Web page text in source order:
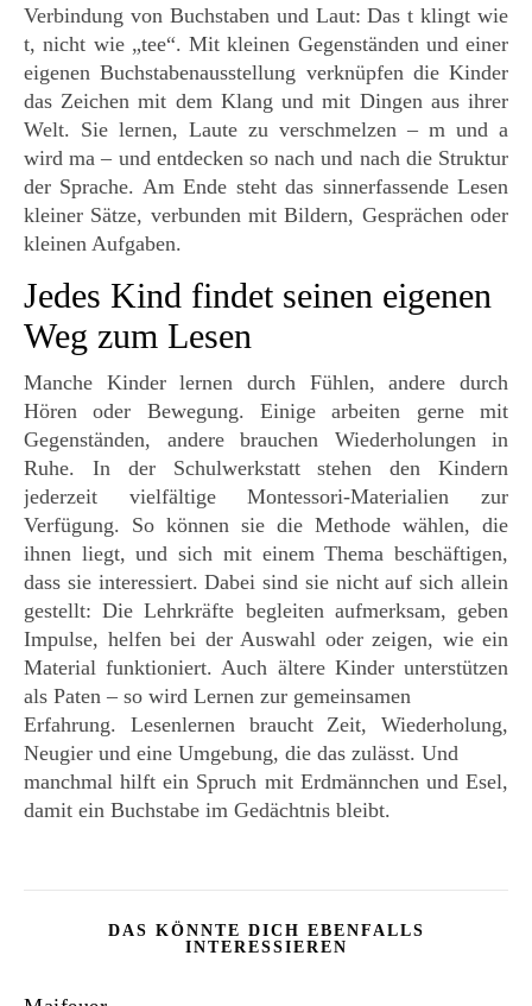
Verbindung von Buchstaben und Laut: Das t klingt wie
t, nicht wie „tee“. Mit kleinen Gegenständen und einer
eigenen Buchstabenausstellung verknüpfen die Kinder
das Zeichen mit dem Klang und mit Dingen aus ihrer
Welt. Sie lernen, Laute zu verschmelzen – m und a
wird ma – und entdecken so nach und nach die Struktur
der Sprache. Am Ende steht das sinnerfassende Lesen
kleiner Sätze, verbunden mit Bildern, Gesprächen oder
kleinen Aufgaben.
Jedes Kind findet seinen eigenen
Weg zum Lesen
Manche Kinder lernen durch Fühlen, andere durch
Hören oder Bewegung. Einige arbeiten gerne mit
Gegenständen, andere brauchen Wiederholungen in
Ruhe. In der Schulwerkstatt stehen den Kindern
jederzeit vielfältige Montessori-Materialien zur
Verfügung. So können sie die Methode wählen, die
ihnen liegt, und sich mit einem Thema beschäftigen,
dass sie interessiert. Dabei sind sie nicht auf sich allein
gestellt: Die Lehrkräfte begleiten aufmerksam, geben
Impulse, helfen bei der Auswahl oder zeigen, wie ein
Material funktioniert. Auch ältere Kinder unterstützen
als Paten – so wird Lernen zur gemeinsamen
Erfahrung. Lesenlernen braucht Zeit, Wiederholung,
Neugier und eine Umgebung, die das zulässt. Und
manchmal hilft ein Spruch mit Erdmännchen und Esel,
damit ein Buchstabe im Gedächtnis bleibt.
DAS KÖNNTE DICH EBENFALLS
INTERESSIEREN